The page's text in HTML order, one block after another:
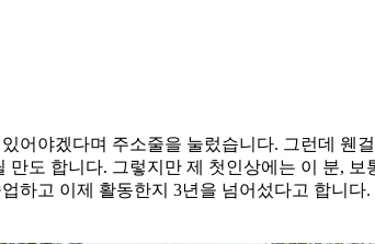
어야겠다며 주소줄을 눌렀습니다. 그런데 웬
도 합니다. 그렇지만 제 첫인상에는 이 분, 보
하고 이제 활동한지 3년을 넘어섰다고 합니다